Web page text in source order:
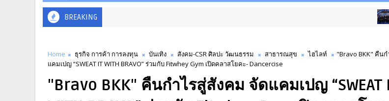
BREAKING ธุรกิจ การค้า
Home ธุรกิจ การค้า การลงทุน บันเทิง สังคม-CSR ศิลปะ วัฒนธรรม สาธารณสุข ไฮไลท์
"Bravo BKK" คืน
แคมเปญ “SWEAT IT WITH BRAVO” ร่วมกับ Fitwhey Gym เปิดคลาสโยคะ- Dancercise
"Bravo BKK" คืนกำไรสู่สังคม จัดแคมเปญ “SWEAT